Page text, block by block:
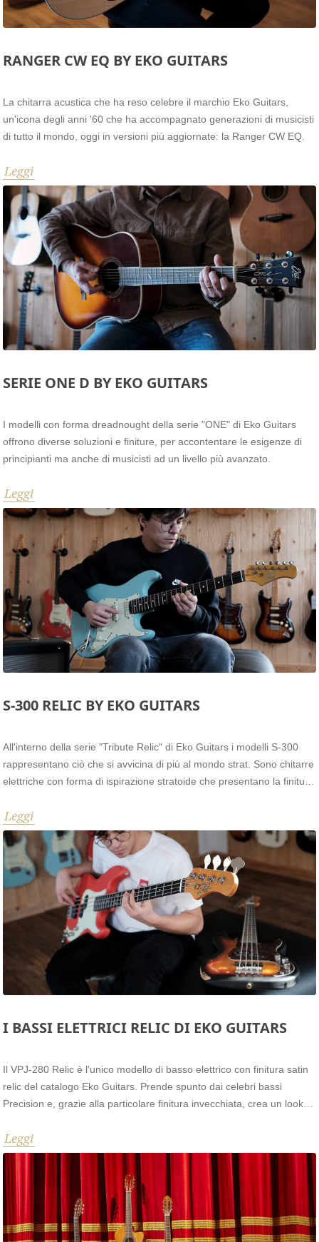
RANGER CW EQ BY EKO GUITARS
La chitarra acustica che ha reso celebre il marchio Eko Guitars,
un'icona degli anni '60 che ha accompagnato generazioni di musicisti
di tutto il mondo, oggi in versioni più aggiornate: la Ranger CW EQ.
Leggi
SERIE ONE D BY EKO GUITARS
I modelli con forma dreadnought della serie "ONE" di Eko Guitars
offrono diverse soluzioni e finiture, per accontentare le esigenze di
principianti ma anche di musicisti ad un livello più avanzato.
Leggi
S-300 RELIC BY EKO GUITARS
All'interno della serie "Tribute Relic" di Eko Guitars i modelli S-300
rappresentano ciò che si avvicina di più al mondo strat. Sono chitarre
elettriche con forma di ispirazione stratoide che presentano la finitura
Leggi
I BASSI ELETTRICI RELIC DI EKO GUITARS
Il VPJ-280 Relic è l'unico modello di basso elettrico con finitura satin
relic del catalogo Eko Guitars. Prende spunto dai celebri bassi
Precision e, grazie alla particolare finitura invecchiata, crea un look
Leggi